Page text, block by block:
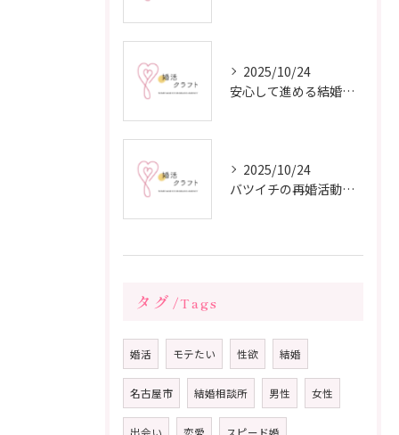
2025/10/24
安心して進める結婚相談所の利用法
2025/10/24
バツイチの再婚活動に成功するための戦略
タグ Tags
婚活 モテたい 性欲 結婚
名古屋市 結婚相談所 男性 女性